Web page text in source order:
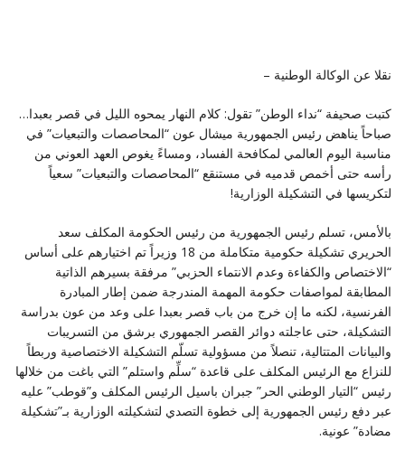
نقلا عن الوكالة الوطنية –
كتبت صحيفة “نداء الوطن” تقول: كلام النهار يمحوه الليل في قصر بعبدا…
صباحاً يناهض رئيس الجمهورية ميشال عون “المحاصصات والتبعيات” في
مناسبة اليوم العالمي لمكافحة الفساد، ومساءً يغوص العهد العوني من
رأسه حتى أخمص قدميه في مستنقع “المحاصصات والتبعيات” سعياً
لتكريسها في التشكيلة الوزارية!
بالأمس، تسلم رئيس الجمهورية من رئيس الحكومة المكلف سعد
الحريري تشكيلة حكومية متكاملة من 18 وزيراً تم اختيارهم على أساس
“الاختصاص والكفاءة وعدم الانتماء الحزبي” مرفقة بسيرهم الذاتية
المطابقة لمواصفات حكومة المهمة المندرجة ضمن إطار المبادرة
الفرنسية، لكنه ما إن خرج من باب قصر بعبدا على وعد من عون بدراسة
التشكيلة، حتى عاجلته دوائر القصر الجمهوري برشق من التسريبات
والبيانات المتتالية، تنصلاً من مسؤولية تسلّم التشكيلة الاختصاصية وربطاً
للنزاع مع الرئيس المكلف على قاعدة “سلِّم واستلم” التي باغت من خلالها
رئيس “التيار الوطني الحر” جبران باسيل الرئيس المكلف و”قوطب” عليه
عبر دفع رئيس الجمهورية إلى خطوة التصدي لتشكيلته الوزارية بـ”تشكيلة
مضادة” عونية.